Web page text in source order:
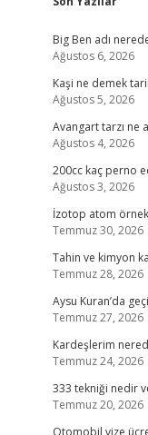
Big Ben adı
Ağustos 6, 2026
Kaşi ne demek
Ağustos 5, 2026
Avangart tarzı ne
Ağustos 4, 2026
200cc kaç perno
Ağustos 3, 2026
İzotop atom
Temmuz 30, 2026
Tahin ve kimyon
Temmuz 28, 2026
Aysu Kuran’da
Temmuz 27, 2026
Kardeşlerim
Temmuz 24, 2026
333 tekniği nedir
Temmuz 20, 2026
Otomobil vize